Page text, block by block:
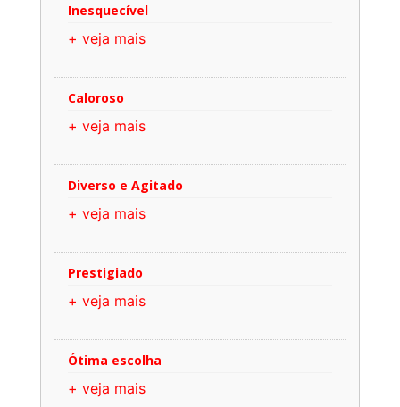
Inesquecível
+ veja mais
Caloroso
+ veja mais
Diverso e Agitado
+ veja mais
Prestigiado
+ veja mais
Ótima escolha
+ veja mais